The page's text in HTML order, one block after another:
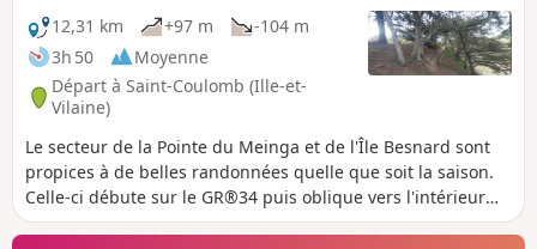
12,31 km +97 m
-104 m
3h 50
Moyenne
Départ à Saint-Coulomb (Ille-et-
Vilaine)
Le secteur de la Pointe du Meinga et de l'Île Besnard sont
propices à de belles randonnées quelle que soit la saison.
Celle-ci débute sur le GR®34 puis oblique vers l'intérieur
des terres pour découvrir quelques unes des malouiniéres